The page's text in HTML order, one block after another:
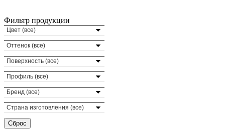
Фильтр продукции
Цвет (все)
Оттенок (все)
Поверхность (все)
Профиль (все)
Бренд (все)
Страна изготовления (все)